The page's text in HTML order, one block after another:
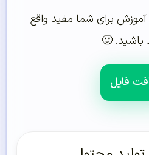
آموزش برای شما مفید واقع
باشید. 🙂
فایل